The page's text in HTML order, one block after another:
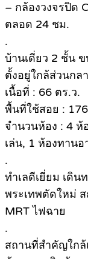
– กล้องวงจรปิด
ตลอด 24 ชม.
.
บ้านเดี่ยว 2 ชั้น
ตั้งอยู่ใกล้ส่วนกล
เนื้อที่ : 66 ตร.ว.
พื้นที่ใช้สอย :
จำนวนห้อง : 4 ห้
เล่น, 1 ห้องทาน
.
ทำเลดีเยี่ยม เดิ
พระเทพตัดใหม่
MRT ไฟฉาย
.
สถานที่สำคัญใกล้